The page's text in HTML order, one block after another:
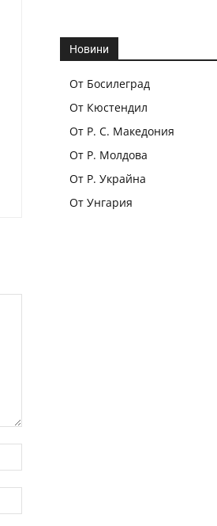
Новини
От Босилеград
От Кюстендил
От Р. С. Македония
От Р. Молдова
От Р. Украйна
От Унгария